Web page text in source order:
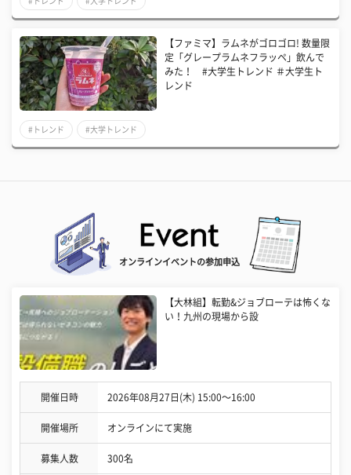
【ファミマ】ラムネがゴロゴロ! 数量限
定「グレープラムネフラッペ」飲んで
みた！ #大学生トレンド ＃大学生ト
レンド
#トレンド #大学トレンド
オンラインイベントの参加申込
【大林組】転勤&ジョブローテは怖くな
い！九州の現場から設
開催日時 2026年08月27日(木) 15:00〜16:00
開催場所 オンラインにて実施
募集人数 300名